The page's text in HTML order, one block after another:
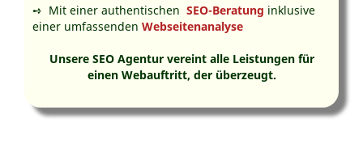
➺ Mit einer authentischenSEO-Beratung inklusive
einer umfassendenWebseitenanalyse
Unsere SEO Agentur vereint alle Leistungen für
einen Webauftritt, der überzeugt.